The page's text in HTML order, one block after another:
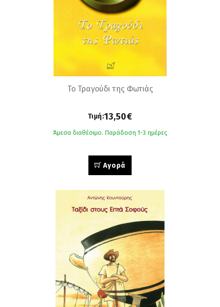
Το Τραγούδι της Φωτιάς
Τιμή:13,50€
Άμεσα διαθέσιμο. Παράδοση 1-3 ημέρες
Αγορά